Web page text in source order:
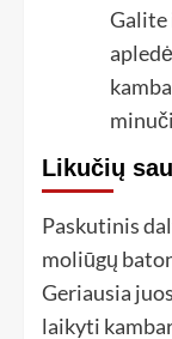
Galite
Likučių
Paskutinis
moliūgų
Geriausia
laikyti